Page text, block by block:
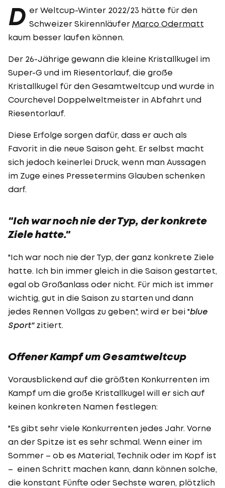
D er Weltcup-Winter 2022/23 hätte für den
Schweizer Skirennläufer Marco Odermatt
kaum besser laufen können.
Der 26-Jährige gewann die kleine Kristallkugel im
Super-G und im Riesentorlauf, die große
Kristallkugel für den Gesamtweltcup und wurde in
Courchevel Doppelweltmeister in Abfahrt und
Riesentorlauf.
Diese Erfolge sorgen dafür, dass er auch als
Favorit in die neue Saison geht. Er selbst macht
sich jedoch keinerlei Druck, wenn man Aussagen
im Zuge eines Pressetermins Glauben schenken
darf.
"Ich war noch nie der Typ, der konkrete
Ziele hatte."
"Ich war noch nie der Typ, der ganz konkrete Ziele
hatte. Ich bin immer gleich in die Saison gestartet,
egal ob Großanlass oder nicht. Für mich ist immer
wichtig, gut in die Saison zu starten und dann
jedes Rennen Vollgas zu geben.", wird er bei "blue
Sport"zitiert.
Offener Kampf um Gesamtweltcup
Vorausblickend auf die größten Konkurrenten im
Kampf um die große Kristallkugel will er sich auf
keinen konkreten Namen festlegen:
"Es gibt sehr viele Konkurrenten jedes Jahr. Vorne
an der Spitze ist es sehr schmal. Wenn einer im
Sommer – ob es Material, Technik oder im Kopf ist
– einen Schritt machen kann, dann können solche,
die konstant Fünfte oder Sechste waren, plötzlich